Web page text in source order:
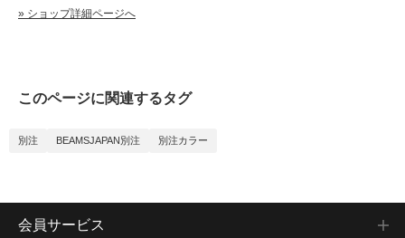
» ショップ詳細ページへ
このページに関連するタグ
別注 BEAMSJAPAN別注 別注カラー
会員サービス